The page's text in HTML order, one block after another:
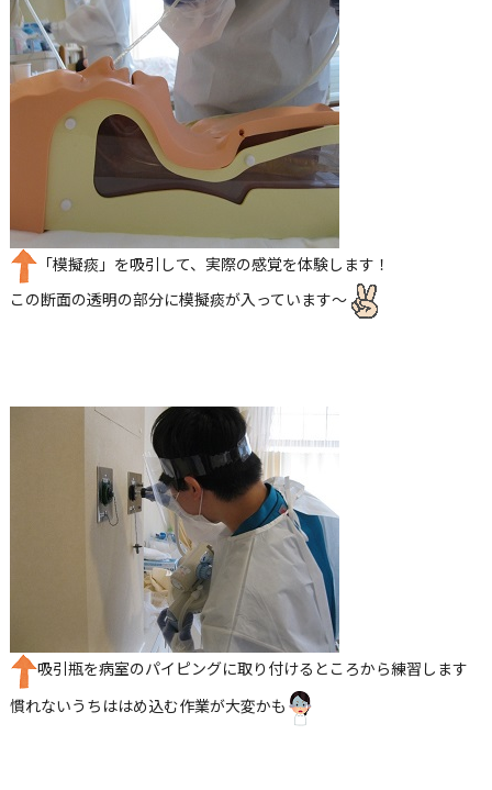
「模擬痰」を吸引して、実際の感覚を体験します！
この断面の透明の部分に模擬痰が入っています～
吸引瓶を病室のパイピングに取り付けるところから練習します
慣れないうちははめ込む作業が大変かも